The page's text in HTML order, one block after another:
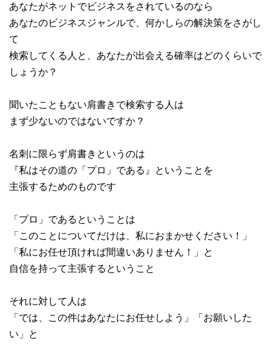
あなたがネットでビジネスをされているのなら
あなたのビジネスジャンルで、何かしらの解決策をさがし
て
検索してくる人と、あなたが出会える確率はどのくらいで
しょうか？
聞いたこともない肩書きで検索する人は
まず少ないのではないですか？
名刺に限らず肩書きというのは
『私はその道の「プロ」である』ということを
主張するためのものです
「プロ」であるということは
「このことについてだけは、私におまかせください！」
「私にお任せ頂ければ間違いありません！」と
自信を持って主張するということ
それに対して人は
「では、この件はあなたにお任せしよう」「お願いした
い」と